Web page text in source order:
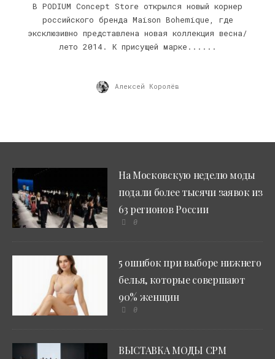
В PODIUM Concept Store открылся новый корнер
российского бренда Maison Bohemique, где
эксклюзивно представлена новая коллекция весна/
лето 2014. К присущей марке......
Алексей Королёв
На Московскую неделю моды
подали более тысячи заявок из
63 регионов России
0
5 ошибок при выборе нижнего
белья, которые совершают
90% женщин
0
ВЫСТАВКА МОДЫ CPM